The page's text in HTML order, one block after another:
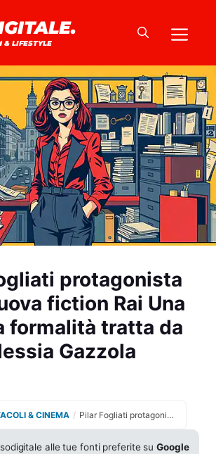
& LIFESTYLE
protagonista
fiction Rai Una
formalità tratta da
Gazzola
& CINEMA / Pilar Fogliati protagonista della nuova fiction Rai Una piccola formalità tratta da Alessia Gazzola
alle tue fonti preferite suGoogle